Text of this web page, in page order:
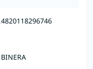
4820118296746
BINERA